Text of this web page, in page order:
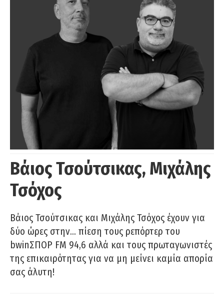
Βάιος Τσούτσικας, Μιχάλης
Τσόχος
Βάιος Τσούτσικας και Μιχάλης Τσόχος έχουν για
δύο ώρες στην… πίεση τους ρεπόρτερ του
bwinΣΠΟΡ FM 94,6 αλλά και τους πρωταγωνιστές
της επικαιρότητας για να μη μείνει καμία απορία
σας άλυτη!